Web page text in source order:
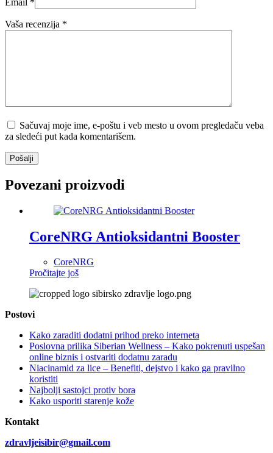
Vaša recenzija *
Sačuvaj moje ime, e-poštu i veb mesto u ovom pregledaču veba
za sledeći put kada komentarišem.
Pošalji
Povezani proizvodi
CoreNRG Antioksidantni Booster
CoreNRG
Pročitajte još
Postovi
Kako zaraditi dodatni prihod preko interneta
Poslovna prilika Siberian Wellness – Kako pokrenuti uspešan
online biznis i ostvariti dodatnu zaradu
Niacinamid za lice – Benefiti, dejstvo i kako ga pravilno
koristiti
Najbolji sastojci protiv bora
Kako usporiti starenje kože
Kontakt
zdravljeisibir@gmail.com